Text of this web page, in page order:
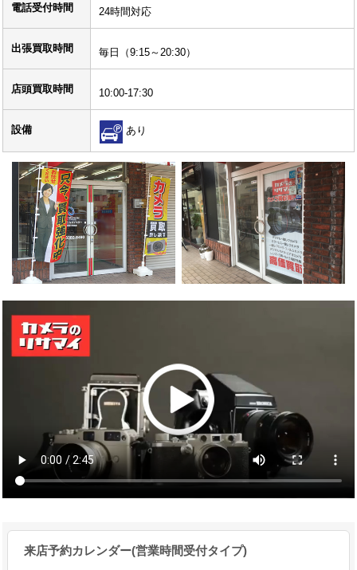
電話受付時間 24時間対応
出張買取時間 毎日（9:15～20:30）
店頭買取時間 10:00-17:30
設備 あり